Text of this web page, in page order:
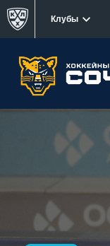
Клубы